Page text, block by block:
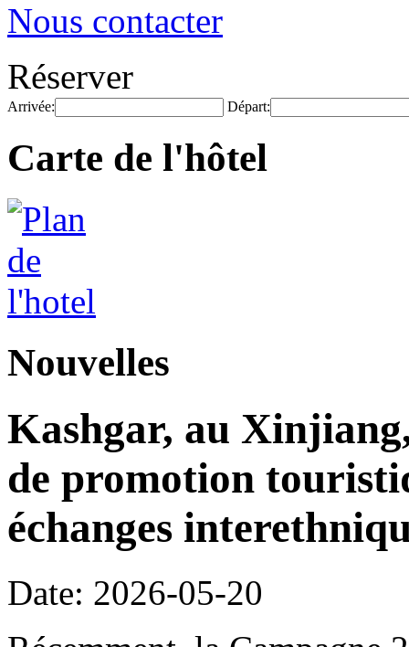
Nous contacter
Réserver
Arrivée: Départ:
Carte de l'hôtel
Nouvelles
Kashgar, au
de promotion
échanges
Date: 2026-05-20